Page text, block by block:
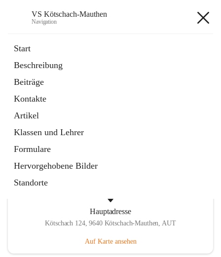
VS Kötschach-Mauthen
Navigation
Start
Beschreibung
Beiträge
Kontakte
Artikel
Klassen und Lehrer
Formulare
Hervorgehobene Bilder
Standorte
Inhalt nicht verfügbar
in
Tab
Umweltzeichen
Ordner
öffnet
in
neuem
Tab
Hauptadresse
Kötschach 124, 9640 Kötschach-Mauthen, AUT
Auf Karte ansehen